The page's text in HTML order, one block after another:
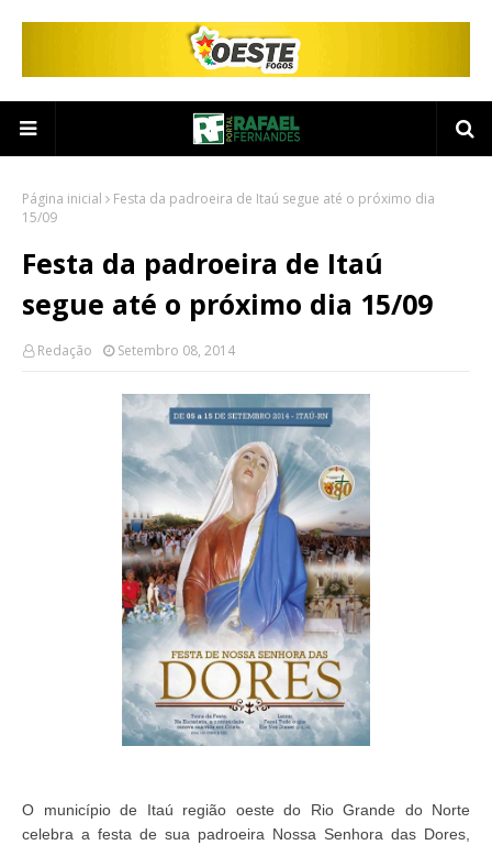
Página inicial
Festa da padroeira de Itaú segue até o próximo dia
15/09
Festa da padroeira de Itaú
segue até o próximo dia 15/09
Redação Setembro 08, 2014
O município de Itaú região oeste do Rio Grande do Norte
celebra a festa de sua padroeira Nossa Senhora das Dores,